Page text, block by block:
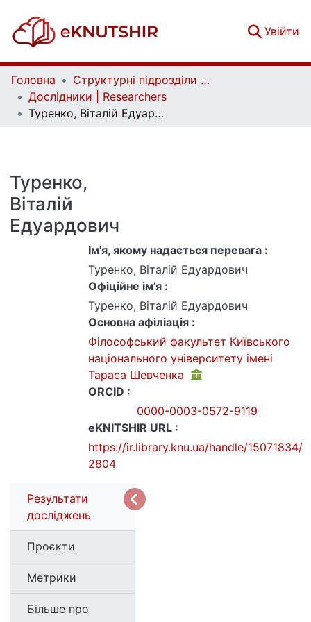
Увійти
Головна
Структурні підрозділи Київського національного університету імені Тараса Шевченка та Організації | Faculties, Institutes and Departments of Taras Shevchenko National University of Kyiv and Organizations
Дослідники | Researchers
Туренко, Віталій Едуардович
Туренко,
Віталій
Едуардович
Ім'я, якому надається перевага :
Туренко, Віталій Едуардович
Офіційне ім’я :
Туренко, Віталій Едуардович
Основна афіліація :
Філософський факультет Київського
національного університету імені
Тараса Шевченка
ORCID :
0000-0003-0572-9119
eKNITSHIR URL :
https://ir.library.knu.ua/handle/15071834/
2804
Результати
досліджень
Проєкти
Метрики
Більше про